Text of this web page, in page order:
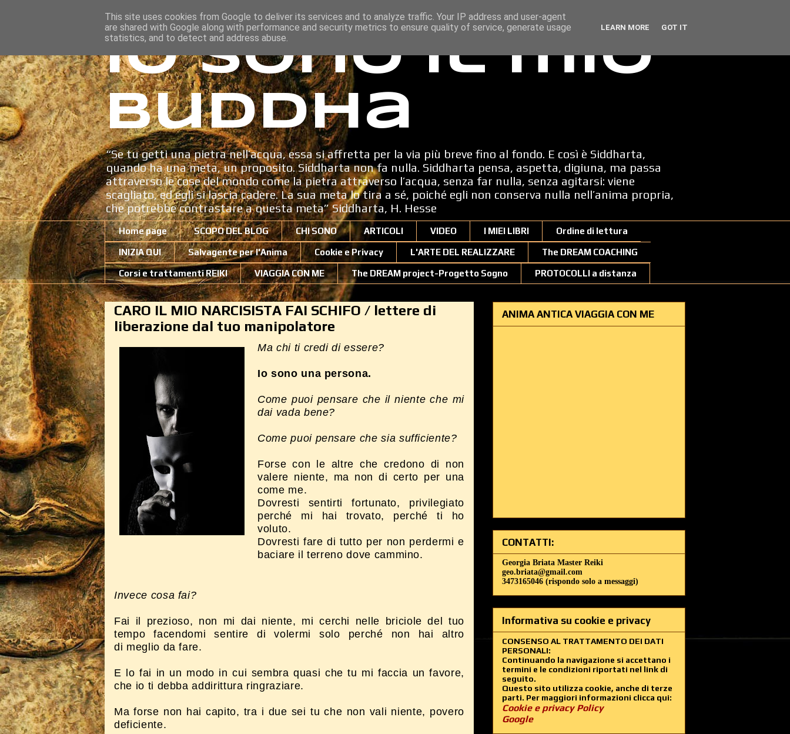
Io sono il mio
Buddha
“Se tu getti una pietra nell’acqua, essa si affretta per la via più breve fino al fondo. E così è Siddharta,
quando ha una meta, un proposito. Siddharta non fa nulla. Siddharta pensa, aspetta, digiuna, ma passa
attraverso le cose del mondo come la pietra attraverso l’acqua, senza far nulla, senza agitarsi: viene
scagliato, ed egli si lascia cadere. La sua meta lo tira a sé, poiché egli non conserva nulla nell’anima propria,
che potrebbe contrastare a questa meta” Siddharta, H. Hesse
Home page SCOPO DEL BLOG CHI SONO ARTICOLI VIDEO I MIEI LIBRI Ordine di lettura
INIZIA QUI Salvagente per l'Anima Cookie e Privacy L'ARTE DEL REALIZZARE The DREAM COACHING
Corsi e trattamenti REIKI VIAGGIA CON ME The DREAM project-Progetto Sogno PROTOCOLLI a distanza
CARO IL MIO NARCISISTA FAI SCHIFO / lettere di
liberazione dal tuo manipolatore
Ma chi ti credi di essere?
Io sono una persona.
Come puoi pensare che il niente che mi
dai vada bene?
Come puoi pensare che sia sufficiente?
Forse con le altre che credono di non
valere niente, ma non di certo per una
come me.
Dovresti sentirti fortunato, privilegiato
perché mi hai trovato, perché ti ho
voluto.
Dovresti fare di tutto per non perdermi e
baciare il terreno dove cammino.
Invece cosa fai?
Fai il prezioso, non mi dai niente, mi cerchi nelle briciole del tuo
tempo facendomi sentire di volermi solo perché non hai altro
di meglio da fare.
E lo fai in un modo in cui sembra quasi che tu mi faccia un favore,
che io ti debba addirittura ringraziare.
Ma forse non hai capito, tra i due sei tu che non vali niente, povero
deficiente.
ANIMA ANTICA VIAGGIA CON ME
CONTATTI:
Georgia Briata Master Reiki
geo.briata@gmail.com
3473165046 (rispondo solo a messaggi)
Informativa su cookie e privacy
CONSENSO AL TRATTAMENTO DEI DATI
PERSONALI:
Continuando la navigazione si accettano i
termini e le condizioni riportati nel link di
seguito.
Questo sito utilizza cookie, anche di terze
parti. Per maggiori informazioni clicca qui:
Cookie e privacy Policy
Google
This site uses cookies from Google to deliver its services and to analyze traffic. Your IP address and user-agent
are shared with Google along with performance and security metrics to ensure quality of service, generate usage
statistics, and to detect and address abuse.
LEARN MORE GOT IT